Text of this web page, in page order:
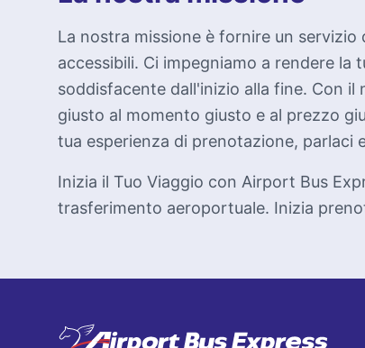
La nostra missione è fornire un
accessibili. Ci impegniamo a rendere la
soddisfacente dall'inizio alla fine. Con
giusto al momento giusto e al prezzo
tua esperienza di prenotazione, parlaci
Inizia il Tuo Viaggio con Airport Bus
trasferimento aeroportuale. Inizia